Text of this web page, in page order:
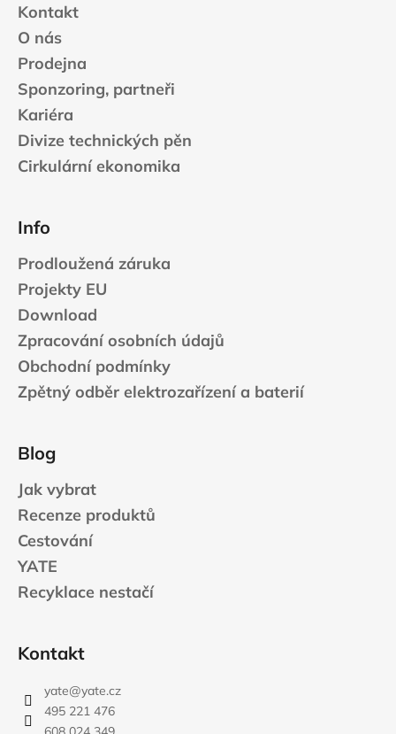
Kontakt
O nás
Prodejna
Sponzoring, partneři
Kariéra
Divize technických pěn
Cirkulární ekonomika
Info
Prodloužená záruka
Projekty EU
Download
Zpracování osobních údajů
Obchodní podmínky
Zpětný odběr elektrozařízení a baterií
Blog
Jak vybrat
Recenze produktů
Cestování
YATE
Recyklace nestačí
Kontakt
yate@yate.cz
495 221 476